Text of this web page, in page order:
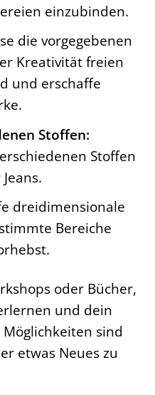
einzubinden.
die vorgegebenen
Kreativität freien
und erschaffe
Stoffen:
Stoffen
dreidimensionale
Bereiche
oder Bücher,
und dein
sind
etwas Neues zu